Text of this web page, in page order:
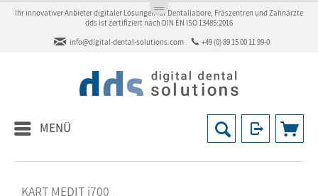
Ihr innovativer Anbieter digitaler Lösungen für Dentallabore, Fräszentren und Zahnärzte
dds ist zertifiziert nach DIN EN ISO 13485:2016
info@digital-dental-solutions.com
+49 (0) 89 15 00 11 99-0
MENÜ
KART MEDIT i700